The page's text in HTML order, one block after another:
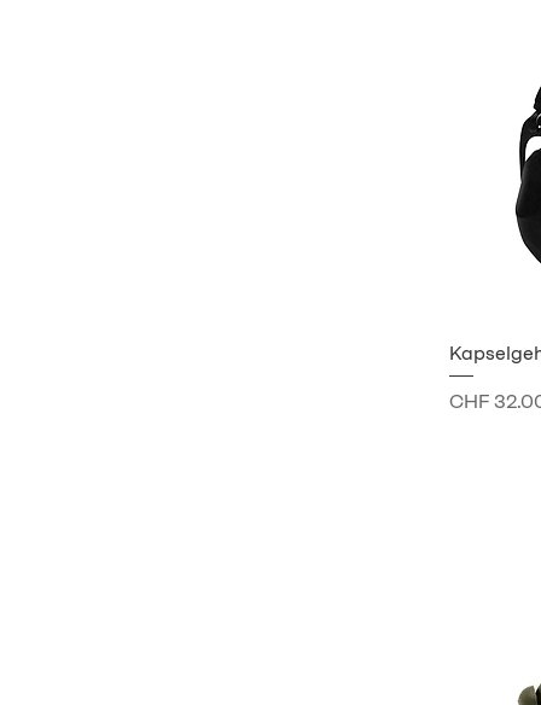
Preis
CHF